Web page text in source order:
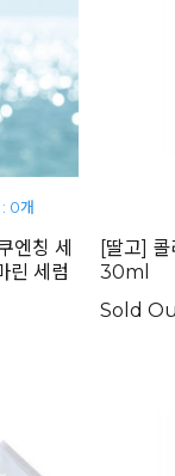
: 0개
엔칭 세
린 세럼
[딸고]
30ml
Sold